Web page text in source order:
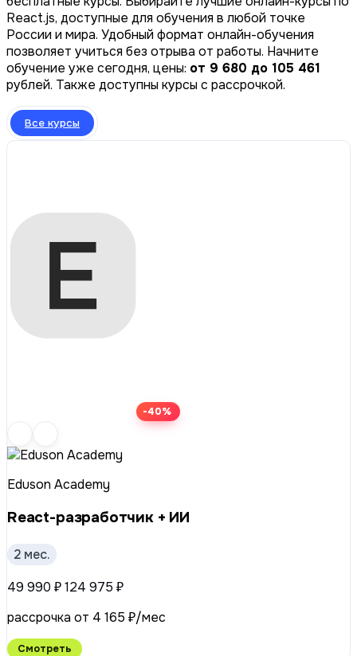
React.js, доступные для обучения в любой точке
России и мира. Удобный формат онлайн-обучения
позволяет учиться без отрыва от работы. Начните
обучение уже сегодня, цены: от 9 680 до 105 461
рублей. Также доступны курсы с рассрочкой.
Все курсы
-40%
Eduson Academy
React-разработчик + ИИ
2 мес.
49 990 ₽124 975 ₽
рассрочка от 4 165 ₽/мес
Смотреть